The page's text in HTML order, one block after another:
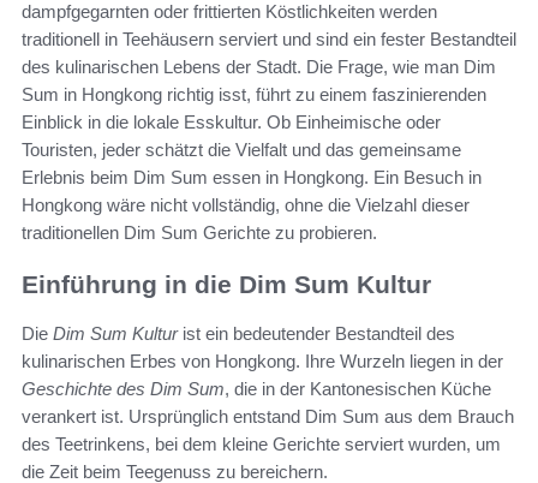
dampfgegarnten oder frittierten Köstlichkeiten werden
traditionell in Teehäusern serviert und sind ein fester Bestandteil
des kulinarischen Lebens der Stadt. Die Frage, wie man Dim
Sum in Hongkong richtig isst, führt zu einem faszinierenden
Einblick in die lokale Esskultur. Ob Einheimische oder
Touristen, jeder schätzt die Vielfalt und das gemeinsame
Erlebnis beim Dim Sum essen in Hongkong. Ein Besuch in
Hongkong wäre nicht vollständig, ohne die Vielzahl dieser
traditionellen Dim Sum Gerichte zu probieren.
Einführung in die Dim Sum Kultur
Die Dim Sum Kulturist ein bedeutender Bestandteil des
kulinarischen Erbes von Hongkong. Ihre Wurzeln liegen in der
Geschichte des Dim Sum, die in der Kantonesischen Küche
verankert ist. Ursprünglich entstand Dim Sum aus dem Brauch
des Teetrinkens, bei dem kleine Gerichte serviert wurden, um
die Zeit beim Teegenuss zu bereichern.